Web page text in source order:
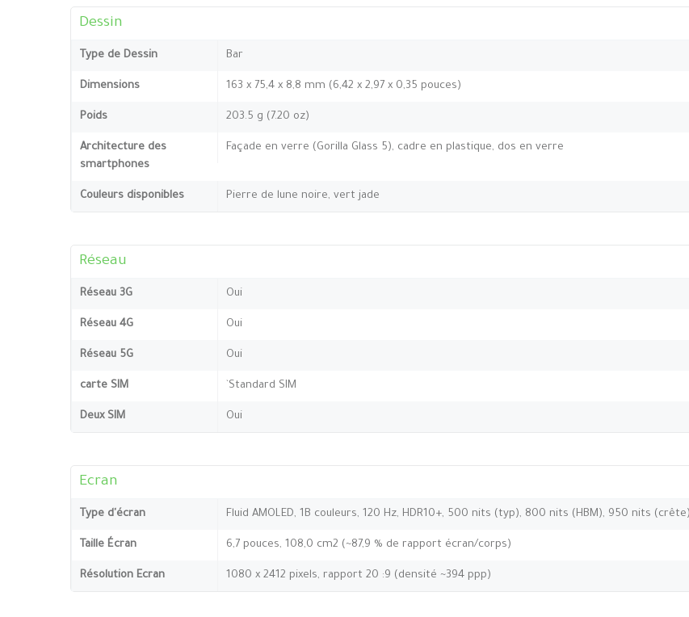
Dessin
Type de Dessin Bar
Dimensions 163 x 75,4 x 8,8 mm (6,42 x 2,97 x 0,35 pouces)
Poids 203.5 g (7.20 oz)
Architecture des
smartphones
Façade en verre (Gorilla Glass 5), cadre en plastique, dos en verre
Couleurs disponibles Pierre de lune noire, vert jade
Réseau
Réseau 3G Oui
Réseau 4G Oui
Réseau 5G Oui
carte SIM `Standard SIM
Deux SIM Oui
Ecran
Type d'écran Fluid AMOLED, 1B couleurs, 120 Hz, HDR10+, 500 nits (typ), 800 nits (HBM), 950 nits (crête)
Taille Écran 6,7 pouces, 108,0 cm2 (~87,9 % de rapport écran/corps)
Résolution Ecran 1080 x 2412 pixels, rapport 20 :9 (densité ~394 ppp)